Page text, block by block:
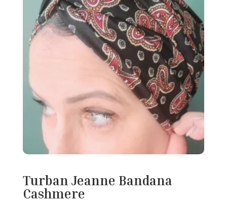
Turban Jeanne Bandana
Cashmere